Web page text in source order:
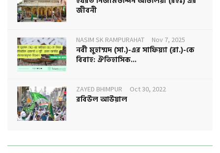
জীবনী
NASIM SK RAMPURAHAT Nov 7, 2025
নবী মুহাম্মদ (সা.)-এর সাফিয়্যা (রা.)-কে
বিবাহ: ঐতিহাসিক...
ZAYED BHIMPUR Oct 30, 2022
রবিউল আউয়াল